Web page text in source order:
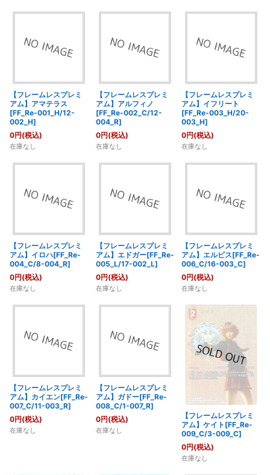
【フレームレスプレミ
アム】アマテラス
[FF_Re-001_H/12-
002_H]
0円(税込)
在庫なし
【フレームレスプレミ
アム】アルフィノ
[FF_Re-002_C/12-
004_R]
0円(税込)
在庫なし
【フレームレスプレミ
アム】イフリート
[FF_Re-003_H/20-
003_H]
0円(税込)
在庫なし
【フレームレスプレミ
アム】イロハ[FF_Re-
004_C/8-004_R]
0円(税込)
在庫なし
【フレームレスプレミ
アム】エドガー[FF_Re-
005_L/17-002_L]
0円(税込)
在庫なし
【フレームレスプレミ
アム】エルビス[FF_Re-
006_C/16-003_C]
0円(税込)
在庫なし
【フレームレスプレミ
アム】カイエン[FF_Re-
007_C/11-003_R]
0円(税込)
在庫なし
【フレームレスプレミ
アム】ガドー[FF_Re-
008_C/1-007_R]
0円(税込)
在庫なし
【フレームレスプレミ
アム】ケイト[FF_Re-
009_C/3-009_C]
0円(税込)
在庫なし